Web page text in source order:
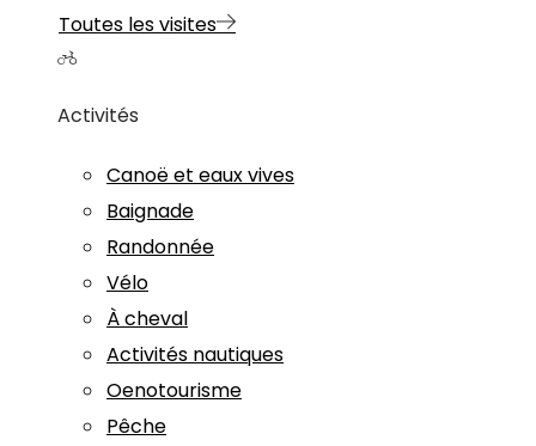
Toutes les visites
Activités
Canoë et eaux vives
Baignade
Randonnée
Vélo
À cheval
Activités nautiques
Oenotourisme
Pêche